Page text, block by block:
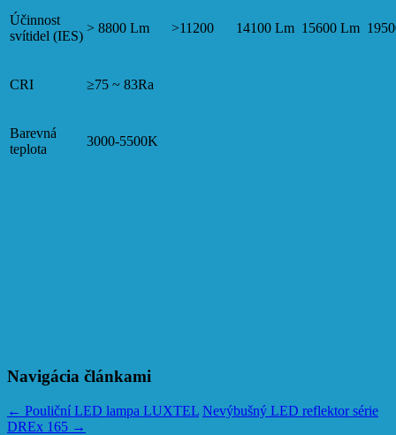
Účinnost
svítidel (IES)
> 8800 Lm >11200 14100 Lm 15600 Lm
CRI ≥75 ~ 83Ra
Barevná
teplota
3000-5500K
Navigácia článkami
← Pouliční LED lampa LUXTEL Nevýbušný LED reflektor série
DREx 165 →